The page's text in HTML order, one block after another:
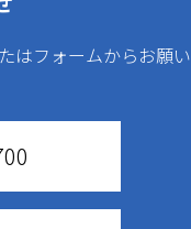
はフォームからお願い